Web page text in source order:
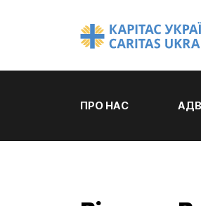
ПРО НАС